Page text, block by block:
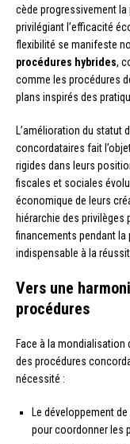
cède progressivement
privilégiant l’efficacité
flexibilité se manifeste
procédures hybrides,
comme les procédures
plans inspirés des
L’amélioration du statut
concordataires fait
rigides dans leurs
fiscales et sociales
économique de leurs
hiérarchie des privilèges
financements pendant
indispensable à la
Vers une
procédures
Face à la
des procédures
nécessité :
Le développement de
pour coordonner les